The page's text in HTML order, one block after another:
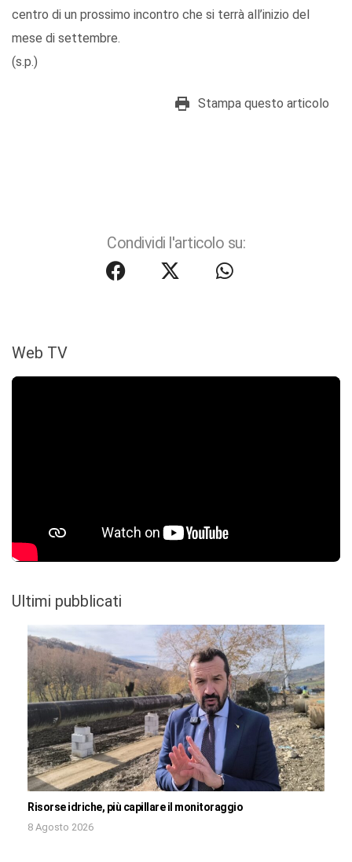
centro di un prossimo incontro che si terrà all’inizio del
mese di settembre.
(s.p.)
Stampa questo articolo
Condividi l'articolo su:
Web TV
Ultimi pubblicati
Risorse idriche, più capillare il monitoraggio
8 Agosto 2026